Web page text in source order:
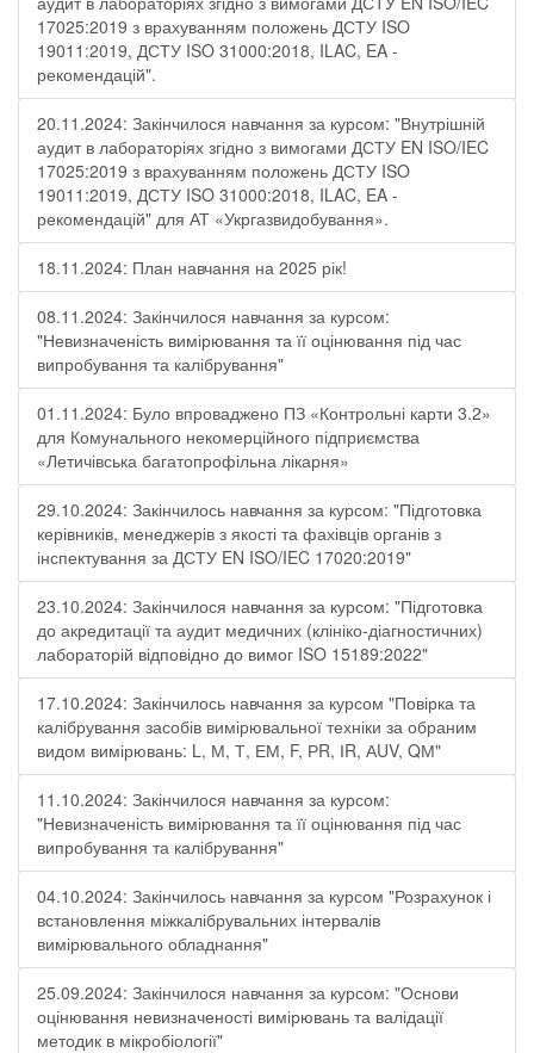
17025:2019 з врахуванням положень ДСТУ ISO
19011:2019, ДСТУ ISO 31000:2018, ILAC, EA -
рекомендацій".
20.11.2024: Закінчилося навчання за курсом: "Внутрішній
аудит в лабораторіях згідно з вимогами ДСТУ EN ISO/IEC
17025:2019 з врахуванням положень ДСТУ ISO
19011:2019, ДСТУ ISO 31000:2018, ILAC, EA -
рекомендацій" для АТ «Укргазвидобування».
18.11.2024: План навчання на 2025 рік!
08.11.2024: Закінчилося навчання за курсом:
"Невизначеність вимірювання та її оцінювання під час
випробування та калібрування"
01.11.2024: Було впроваджено ПЗ «Контрольні карти 3.2»
для Комунального некомерційного підприємства
«Летичівська багатопрофільна лікарня»
29.10.2024: Закінчилось навчання за курсом: "Підготовка
керівників, менеджерів з якості та фахівців органів з
інспектування за ДСТУ EN ISO/IEC 17020:2019"
23.10.2024: Закінчилося навчання за курсом: "Підготовка
до акредитації та аудит медичних (клініко-діагностичних)
лабораторій відповідно до вимог ISO 15189:2022"
17.10.2024: Закінчилось навчання за курсом "Повірка та
калібрування засобів вимірювальної техніки за обраним
видом вимірювань: L, М, Т, ЕМ, F, РR, ІR, АUV, QМ"
11.10.2024: Закінчилося навчання за курсом:
"Невизначеність вимірювання та її оцінювання під час
випробування та калібрування"
04.10.2024: Закінчилось навчання за курсом "Розрахунок і
встановлення міжкалібрувальних інтервалів
вимірювального обладнання"
25.09.2024: Закінчилося навчання за курсом: "Основи
оцінювання невизначеності вимірювань та валідації
методик в мікробіології"